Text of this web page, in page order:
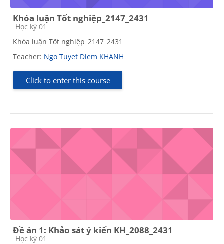
Khóa luận Tốt nghiệp_2147_2431
Course category
Học kỳ 01
Khóa luận Tốt nghiệp_2147_2431
Teacher: Ngo Tuyet Diem KHANH
Click to enter this course
Đề án 1: Khảo sát ý kiến KH_2088_2431
Course category
Học kỳ 01